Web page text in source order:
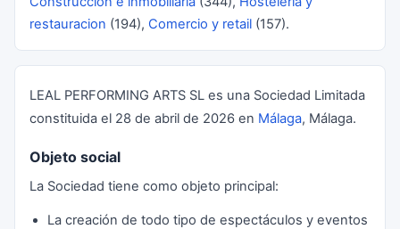
restauracion (194), Comercio y retail (157).
LEAL PERFORMING ARTS SL es una Sociedad Limitada
constituida el 28 de abril de 2026 en Málaga, Málaga.
Objeto social
La Sociedad tiene como objeto principal:
La creación de todo tipo de espectáculos y eventos